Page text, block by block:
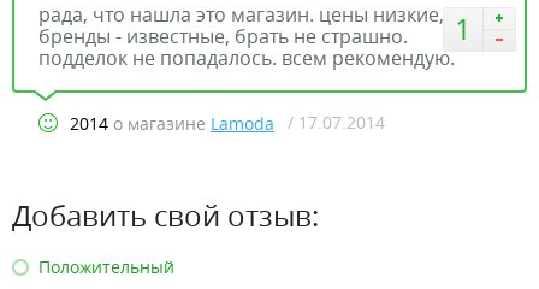
1
рада, что нашла это магазин. цены низкие,
бренды - известные, брать не страшно.
подделок не попадалось. всем рекомендую.
2014 о магазине Lamoda / 17.07.2014
Добавить свой отзыв:
Положительный